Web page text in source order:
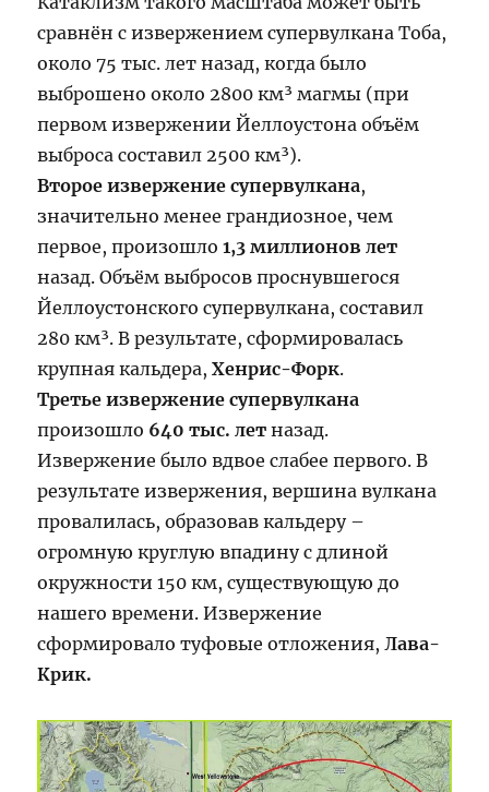
сравнён с извержением супервулкана Тоба,
около 75 тыс. лет назад, когда было
выброшено около 2800 км³ магмы (при
первом извержении Йеллоустона объём
выброса составил 2500 км³).
Второе извержение супервулкана,
значительно менее грандиозное, чем
первое, произошло1,3 миллионов лет
назад. Объём выбросов проснувшегося
Йеллоустонского супервулкана, составил
280 км³. В результате, сформировалась
крупная кальдера,Хенрис-Форк.
Третье извержение супервулкана
произошло 640 тыс. лет назад.
Извержение было вдвое слабее первого. В
результате извержения, вершина вулкана
провалилась, образовав кальдеру –
огромную круглую впадину с длиной
окружности 150 км, существующую до
нашего времени. Извержение
сформировало туфовые отложения, Лава-
Крик.